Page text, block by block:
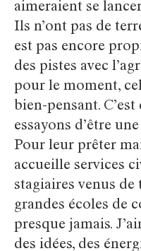
aimeraient se
Ils n’ont pas de
est pas encore
des pistes avec
pour le moment,
bien-pensant.
essayons d’être
Pour leur prêter
accueille services
stagiaires venus
grandes écoles de
presque jamais.
des idées, des